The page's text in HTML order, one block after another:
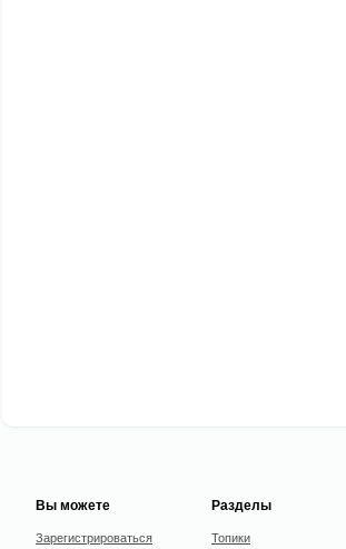
Вы можете
Зарегистрироваться
Разделы
Топики